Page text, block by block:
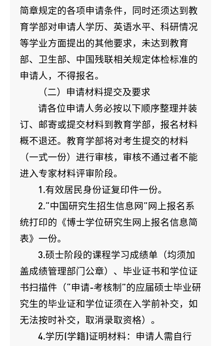
简章规定的各项申请条件，同时还须达到教
育学部对申请人学历、英语水平、科研情况
等学业方面提出的其他要求，未达到教育
部、卫生部、中国残联相关规定体检标准的
申请人，不得报名。
（二）申请材料提交及要求
请各位申请人务必按以下顺序整理并装
订、邮寄或提交材料到教育学部，报名材料
概不退还。教育学部将对考生提交的材料
（一式一份）进行审核，审核不通过者不能
进入专家材料评审阶段。
1.有效居民身份证复印件一份。
2.“中国研究生招生信息网”网上报名系
统打印的《博士学位研究生网上报名信息简
表》一份。
3.硕士阶段的课程学习成绩单（均须加
盖成绩管理部门公章）、毕业证书和学位证
书扫描件（“申请-考核制”的应届硕士毕业研
究生的毕业证和学位证须在入学前补交，如
无法按时补交，取消录取资格）。
4.学历(学籍)证明材料：申请人需自行